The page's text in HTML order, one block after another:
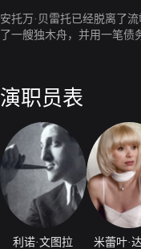
安托万·贝雷托已经脱离了
了一艘独木舟，并用一笔
演职员表
利诺·文图拉 米蕾叶·